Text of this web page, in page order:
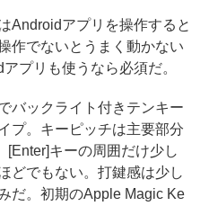
Androidアプリを操作すると
作でないとうまく動かない
プリも使うなら必須だ。
バックライト付きテンキー
プ。キーピッチは主要部分
[Enter]キーの周囲だけ少し
どでもない。打鍵感は少し
だ。初期のApple Magic Ke